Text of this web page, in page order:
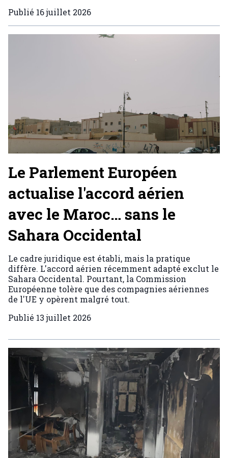
Publié 16 juillet 2026
Le Parlement Européen
actualise l'accord aérien
avec le Maroc… sans le
Sahara Occidental
Le cadre juridique est établi, mais la pratique
diffère. L'accord aérien récemment adapté exclut le
Sahara Occidental. Pourtant, la Commission
Européenne tolère que des compagnies aériennes
de l'UE y opèrent malgré tout.
Publié 13 juillet 2026